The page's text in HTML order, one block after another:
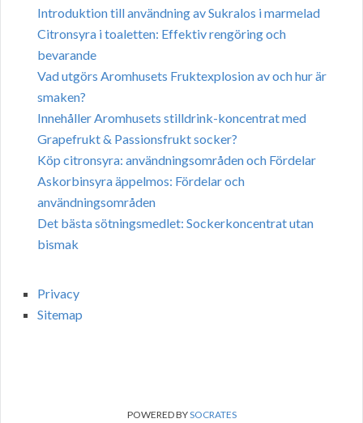
Introduktion till användning av Sukralos i marmelad
Citronsyra i toaletten: Effektiv rengöring och
bevarande
Vad utgörs Aromhusets Fruktexplosion av och hur är
smaken?
Innehåller Aromhusets stilldrink-koncentrat med
Grapefrukt & Passionsfrukt socker?
Köp citronsyra: användningsområden och Fördelar
Askorbinsyra äppelmos: Fördelar och
användningsområden
Det bästa sötningsmedlet: Sockerkoncentrat utan
bismak
Privacy
Sitemap
POWERED BYSOCRATES